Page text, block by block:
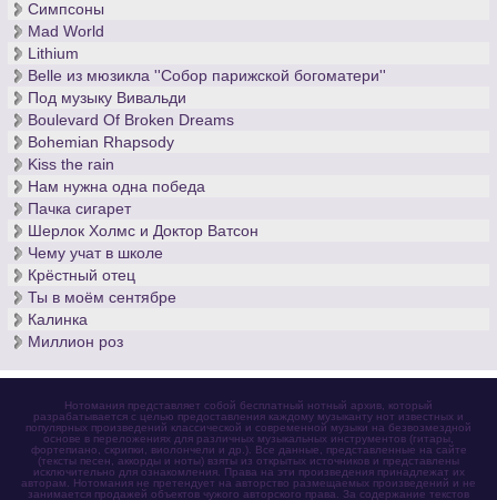
Симпсоны
Mad World
Lithium
Belle из мюзикла ''Собор парижской богоматери''
Под музыку Вивальди
Boulevard Of Broken Dreams
Bohemian Rhapsody
Kiss the rain
Нам нужна одна победа
Пачка сигарет
Шерлок Холмс и Доктор Ватсон
Чему учат в школе
Крёстный отец
Ты в моём сентябре
Калинка
Миллион роз
Нотомания представляет собой бесплатный нотный архив, который
разрабатывается с целью предоставления каждому музыканту нот известных и
популярных произведений классической и современной музыки на безвозмездной
основе в переложениях для различных музыкальных инструментов (гитары,
фортепиано, скрипки, виолончели и др.). Все данные, представленные на сайте
(тексты песен, аккорды и ноты) взяты из открытых источников и представлены
исключительно для ознакомления. Права на эти произведения принадлежат их
авторам. Нотомания не претендует на авторство размещаемых произведений и не
занимается продажей объектов чужого авторского права. За содержание текстов